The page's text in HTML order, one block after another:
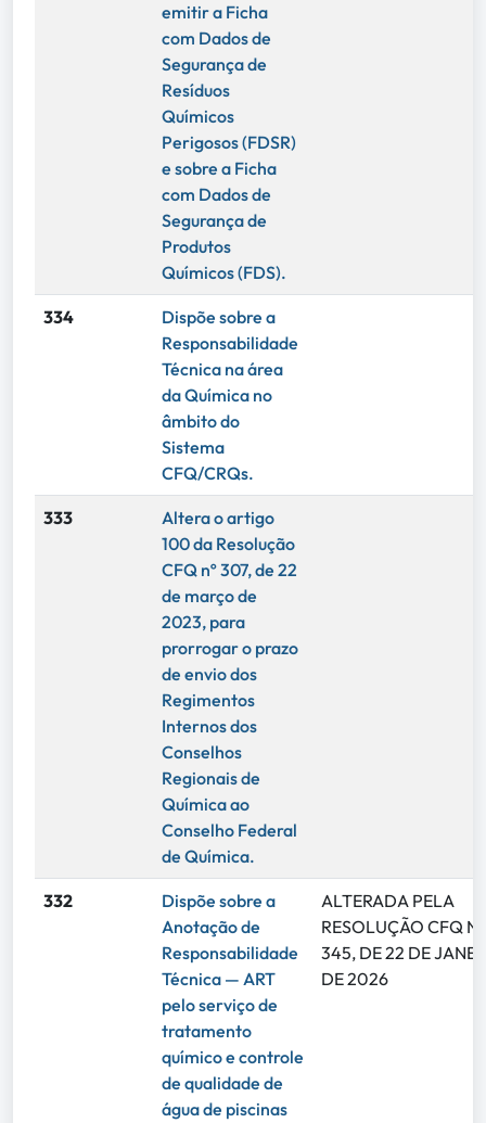
emitir a Ficha
com Dados de
Segurança de
Resíduos
Químicos
Perigosos (FDSR)
e sobre a Ficha
com Dados de
Segurança de
Produtos
Químicos (FDS).
334
Dispõe sobre a
Responsabilidade
Técnica na área
da Química no
âmbito do
Sistema
CFQ/CRQs.
333
Altera o artigo
100 da Resolução
CFQ nº 307, de 22
de março de
2023, para
prorrogar o prazo
de envio dos
Regimentos
Internos dos
Conselhos
Regionais de
Química ao
Conselho Federal
de Química.
332
Dispõe sobre a
Anotação de
Responsabilidade
Técnica — ART
pelo serviço de
tratamento
químico e controle
de qualidade de
água de piscinas
ALTERADA PELA
RESOLUÇÃO CFQ Nº
345, DE 22 DE
DE 2026